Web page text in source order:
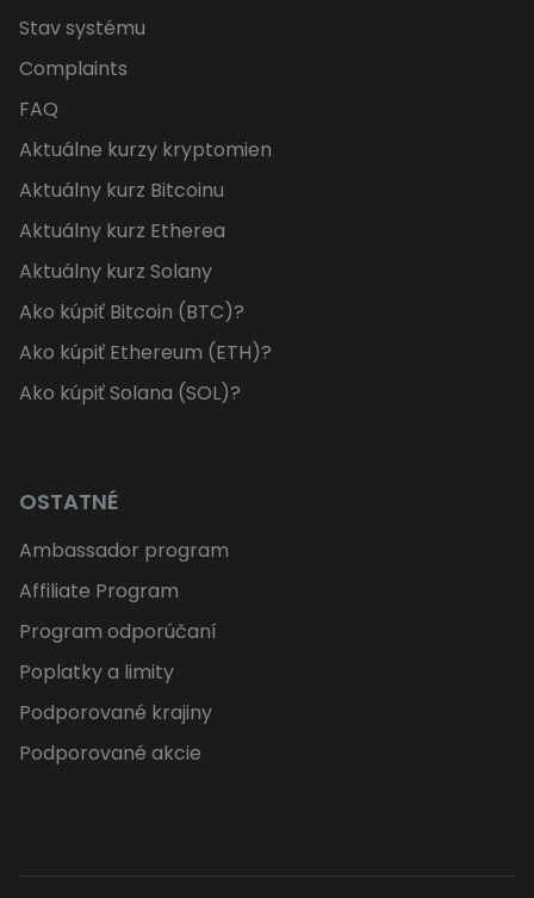
Stav systému
Complaints
FAQ
Aktuálne kurzy kryptomien
Aktuálny kurz Bitcoinu
Aktuálny kurz Etherea
Aktuálny kurz Solany
Ako kúpiť Bitcoin (BTC)?
Ako kúpiť Ethereum (ETH)?
Ako kúpiť Solana (SOL)?
OSTATNÉ
Ambassador program
Affiliate Program
Program odporúčaní
Poplatky a limity
Podporované krajiny
Podporované akcie